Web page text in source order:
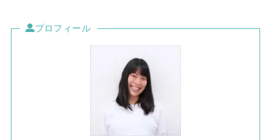
プロフィール